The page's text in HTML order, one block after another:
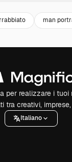
man
per realizzare i tuoi
tra creativi,
Italiano